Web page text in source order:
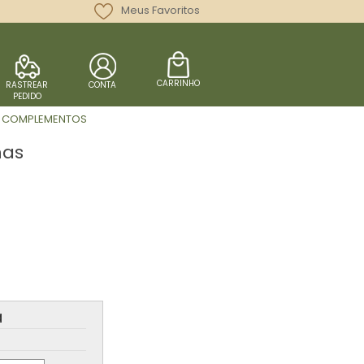
Meus Favoritos
CARRINHO
CONTA
RASTREAR
PEDIDO
COMPLEMENTOS